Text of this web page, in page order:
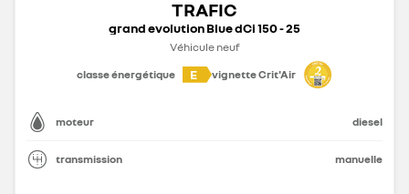
TRAFIC
grand evolution Blue dCi 150 - 25
Véhicule neuf
classe énergétique
E vignette Crit'Air
moteur diesel
transmission manuelle